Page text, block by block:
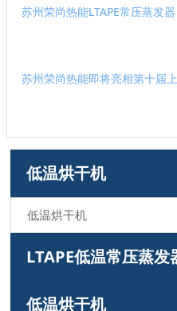
苏州荣尚热能LTAPE常压蒸发
苏州荣尚热能即将亮相第十届
低温烘干机
低温烘干机
LTAPE低温常压蒸发
低温烘干机